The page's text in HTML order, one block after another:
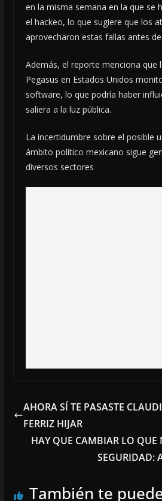
en la misma semana en la que se
el hackeo, lo que sugiere que los
aprovecharon estas fallas antes
Además, el reporte menciona que
Pegasus en Estados Unidos
software, lo que podría haber
saliera a la luz pública.
La incertidumbre sobre el posible
ámbito político mexicano sigue
diversos sectores
AHORA SÍ TE PASASTE
FERRIZ HIJAR
HAY QUE CAMBIAR LO
SEGURIDAD:
También te